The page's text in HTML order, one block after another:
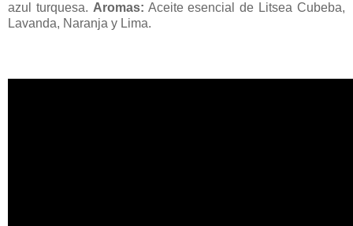
azul turquesa. Aromas: Aceite esencial de Litsea Cubeba,
Lavanda, Naranja y Lima.